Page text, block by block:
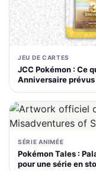
JEU DE CARTES
JCC Pokémon : Ce
Anniversaire
SÉRIE ANIMÉE
Pokémon Tales :
pour une série en